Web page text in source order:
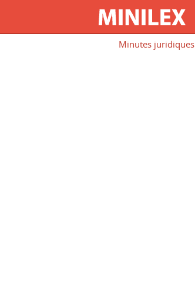
Aller au contenu principal
Minutes juridiques